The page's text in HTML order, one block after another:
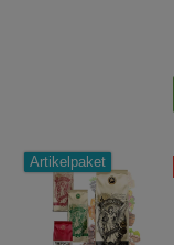
Artikelpaket